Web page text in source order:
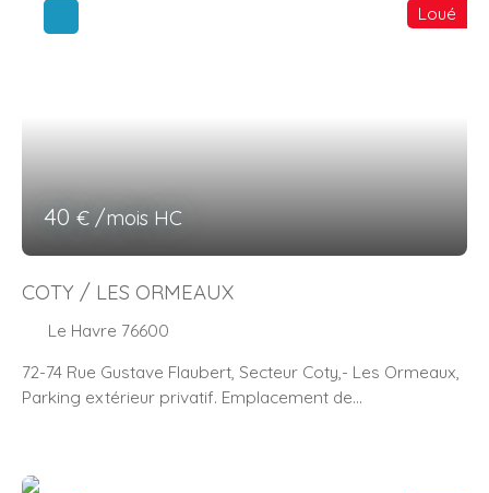
40€ /mois HC
Loué
COTY / LES ORMEAUX
Le Havre 76600
72-74 Rue Gustave Flaubert, Secteur Coty,- Les Ormeaux,
Parking extérieur privatif. Emplacement de